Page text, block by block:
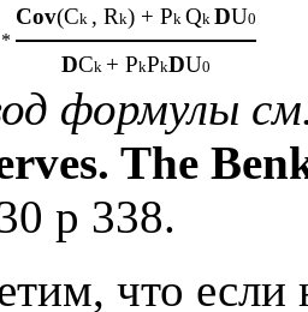
*
Cov(Ck , Rk) + Pk Qk DU0
DCk + PkPkDU0
формулы
The
p 338.
что